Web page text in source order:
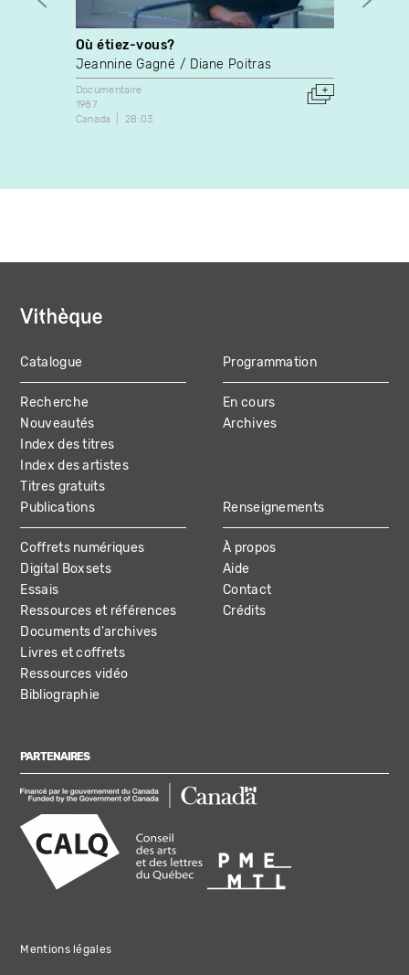
Où étiez-vous?
Jeannine Gagné
Diane Poitras
Documentaire
1987
Canada
28:03
MAIN
NAVIGATION
Catalogue
Recherche
Nouveautés
Index des titres
Index des artistes
Titres gratuits
Programmation
En cours
Archives
Publications
Coffrets numériques
Digital Boxsets
Essais
Ressources et références
Documents d'archives
Livres et coffrets
Ressources vidéo
Bibliographie
Renseignements
À propos
Aide
Contact
Crédits
PARTENAIRES
Mentions légales